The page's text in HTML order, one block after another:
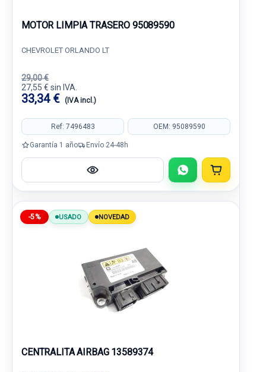
MOTOR LIMPIA TRASERO 95089590
CHEVROLET ORLANDO LT
29,00 €
27,55 € sin IVA.
33,34 € (IVA incl.)
Ref: 7496483 OEM: 95089590
Garantía 1 año Envío 24-48h
-5% USADO NOVEDAD
CENTRALITA AIRBAG 13589374